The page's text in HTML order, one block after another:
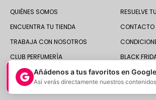
QUIÉNES SOMOS
ENCUENTRA TU TIENDA
TRABAJA CON NOSOTROS
CLUB PERFUMERÍA
BRAND AMBASSADOR
COLABORADORES DEL BLOG
RESUELVE
CONTACTO
BLACK
CYBER
Añádenos a tus favoritos en Google
Así verás directamente nuestros contenidos